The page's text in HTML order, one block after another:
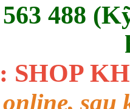
488
: SHOP